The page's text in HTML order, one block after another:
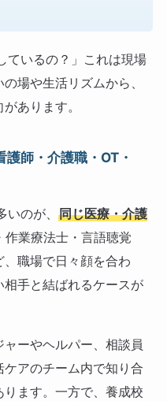
ているの？」これは現場
場や生活リズムから、
あります。
師・介護職・OT・
のが、 同じ医療・介護
作業療法士・言語聴覚
職場で日々顔を合わ
手と結ばれるケースが
ーやヘルパー、相談員
アのチーム内で知り合
ます。一方で、養成校